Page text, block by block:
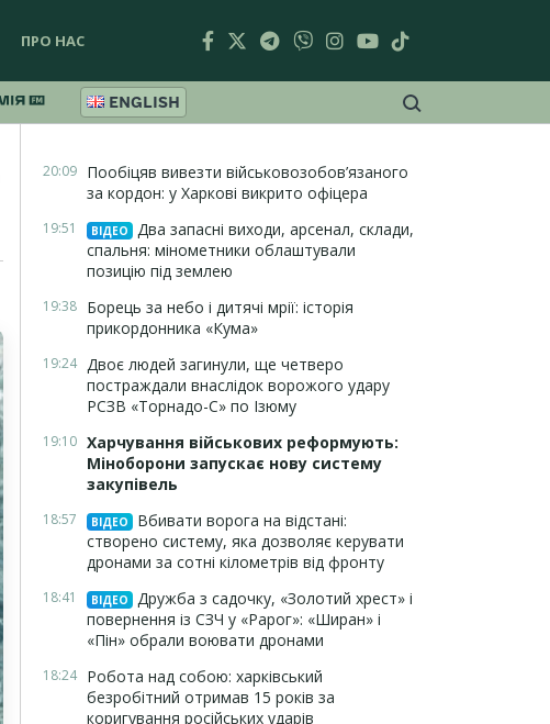
ПРО НАС
ENGLISH
20:09 Пообіцяв вивезти військовозобов’язаного
за кордон: у Харкові викрито офіцера
19:51 ВІДЕО
Два запасні виходи, арсенал, склади,
спальня: мінометники облаштували
позицію під землею
19:38 Борець за небо і дитячі мрії: історія
прикордонника «Кума»
19:24 Двоє людей загинули, ще четверо
постраждали внаслідок ворожого удару
РСЗВ «Торнадо-С» по Ізюму
19:10 Харчування військових реформують:
Міноборони запускає нову систему
закупівель
18:57 ВІДЕО
Вбивати ворога на відстані:
створено систему, яка дозволяє керувати
дронами за сотні кілометрів від фронту
18:41 ВІДЕО
Дружба з садочку, «Золотий хрест» і
повернення із СЗЧ у «Рарог»: «Ширан» і
«Пін» обрали воювати дронами
18:24 Робота над собою: харківський
безробітний отримав 15 років за
коригування російських ударів